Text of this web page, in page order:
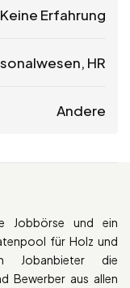
Keine Erfahrung
HR
Andere
Jobbörse und ein
für Holz und
Jobanbieter die
Bewerber aus allen